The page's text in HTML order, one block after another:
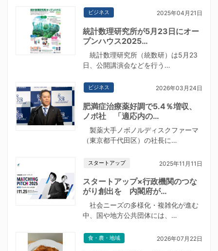
ビジネス 2025年04月21日
統計数理研究所が5月23日にオー
プンハウス2025…
統計数理研究所（統数研）は5月23
日、公開講演会などを行う…
ビジネス 2026年03月24日
肥満症治療薬好調で5.4％増収、
ノボ社 「適応内の…
製薬大手ノボノルディスクファーマ
（東京都千代田区）の社長に…
スタートアップ 2025年11月11日
スタートアップ×行政機関のつな
がり創出を 内閣府が…
社会ニーズの多様化・複雑化が進む
中、国や地方公共団体には、…
食・農・地域 2026年07月22日